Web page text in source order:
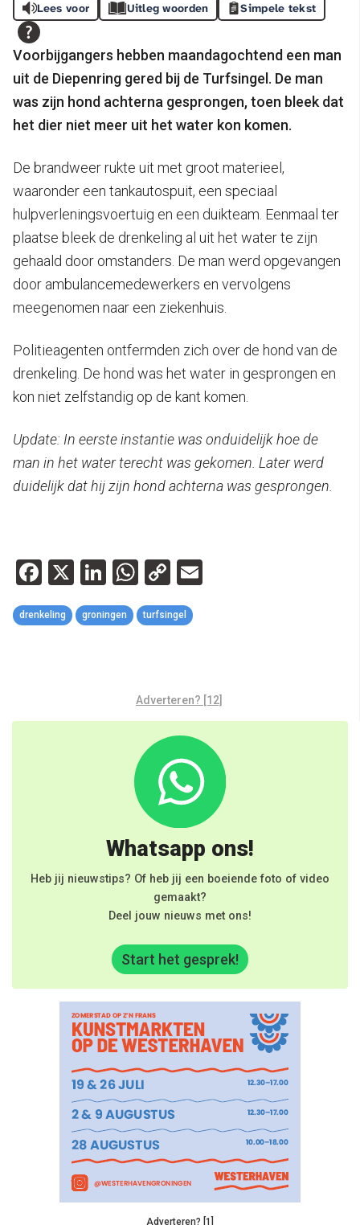
Lees voor Uitleg woorden Simpele tekst
Voorbijgangers hebben maandagochtend een man
uit de Diepenring gered bij de Turfsingel. De man
was zijn hond achterna gesprongen, toen bleek dat
het dier niet meer uit het water kon komen.
De brandweer rukte uit met groot materieel,
waaronder een tankautospuit, een speciaal
hulpverleningsvoertuig en een duikteam. Eenmaal ter
plaatse bleek de drenkeling al uit het water te zijn
gehaald door omstanders. De man werd opgevangen
door ambulancemedewerkers en vervolgens
meegenomen naar een ziekenhuis.
Politieagenten ontfermden zich over de hond van de
drenkeling. De hond was het water in gesprongen en
kon niet zelfstandig op de kant komen.
Update: In eerste instantie was onduidelijk hoe de
man in het water terecht was gekomen. Later werd
duidelijk dat hij zijn hond achterna was gesprongen.
Facebook
X LinkedIn
WhatsApp
Copy
Link
drenkeling groningen turfsingel
Adverteren? [12]
Whatsapp ons!
Heb jij nieuwstips? Of heb jij een boeiende foto of video
gemaakt?
Deel jouw nieuws met ons!
Start het gesprek!
Adverteren? [1]